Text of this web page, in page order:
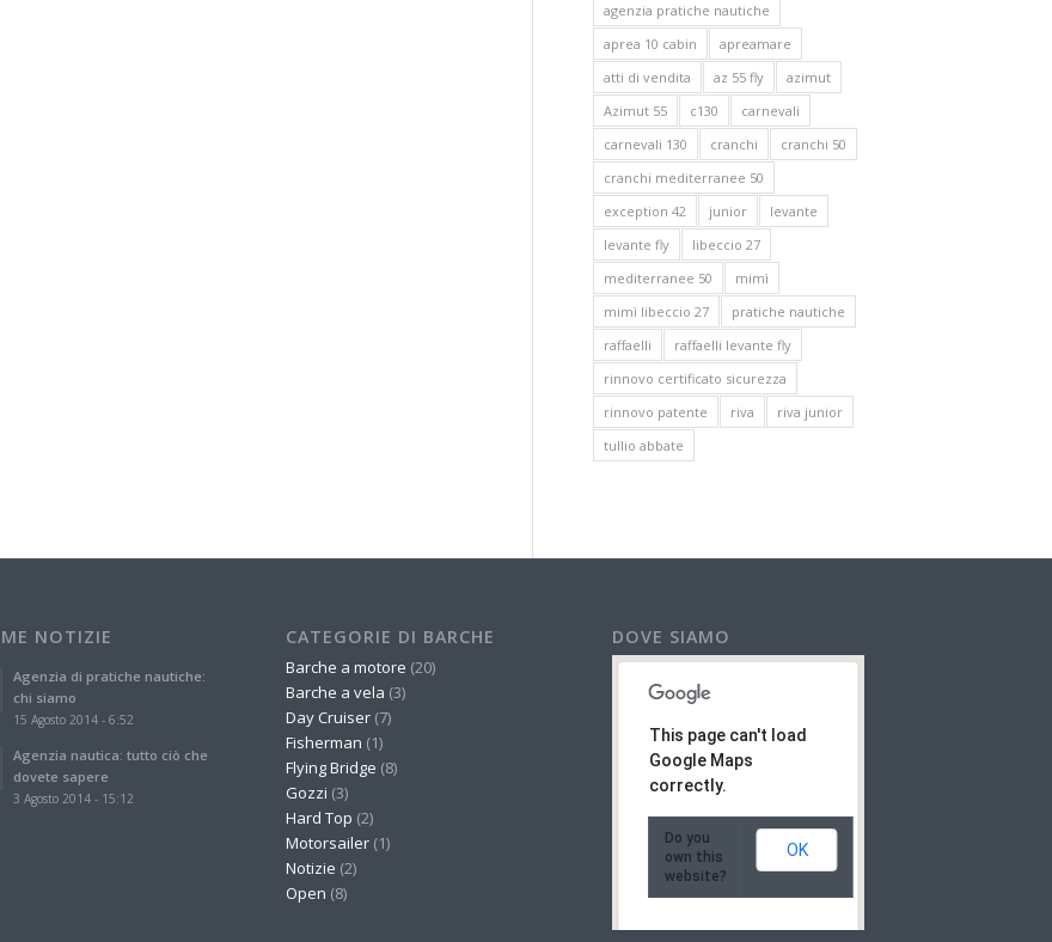
agenzia pratiche nautiche
aprea 10 cabin
apreamare
atti di vendita
az 55 fly
azimut
Azimut 55
c130
carnevali
carnevali 130
cranchi
cranchi 50
cranchi mediterranee 50
exception 42
junior
levante
levante fly
libeccio 27
mediterranee 50
mimì
mimì libeccio 27
pratiche nautiche
raffaelli
raffaelli levante fly
rinnovo certificato sicurezza
rinnovo patente
riva
riva junior
tullio abbate
NOTIZIE
Agenzia di pratiche nautiche:
chi siamo
15 Agosto 2014 - 6:52
Agenzia nautica: tutto ciò che
dovete sapere
3 Agosto 2014 - 15:12
CATEGORIE DI BARCHE
Barche a motore (20)
Barche a vela (3)
Day Cruiser(7)
Fisherman (1)
Flying Bridge (8)
Gozzi (3)
Hard Top (2)
Motorsailer(1)
Notizie (2)
Open (8)
DOVE SIAMO
This page can't load
Google Maps
correctly.
Do you
own this
website?
OK